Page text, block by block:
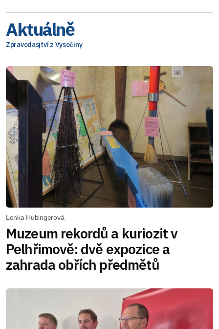
Aktuálně
Zpravodasjtví z Vysočiny
Lenka Hubingerová
Muzeum rekordů a kuriozit v
Pelhřimově: dvě expozice a
zahrada obřích předmětů